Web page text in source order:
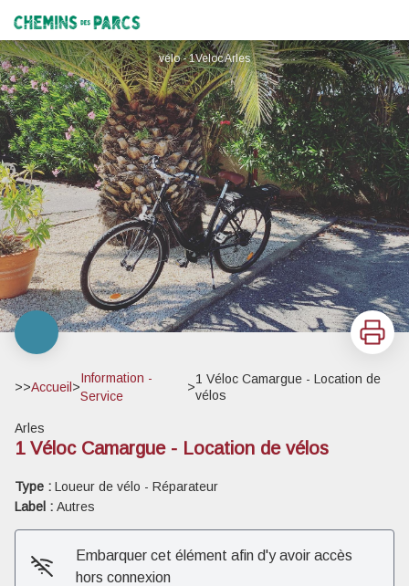
Chemins des Parcs
vélo - 1Veloc Arles
Voir l'image en plein écran
Imprimer
>>Accueil>
Information -
Service
>
1 Véloc Camargue - Location de
vélos
Arles
1 Véloc Camargue - Location de vélos
Type : Loueur de vélo - Réparateur
Label : Autres
Embarquer cet élément afin d'y avoir accès
hors connexion